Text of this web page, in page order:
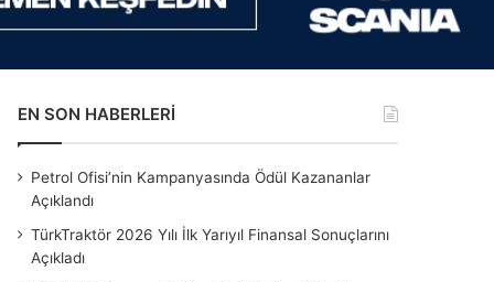
EN SON HABERLERİ
Petrol Ofisi’nin Kampanyasında Ödül Kazananlar
Açıklandı
TürkTraktör 2026 Yılı İlk Yarıyıl Finansal Sonuçlarını
Açıkladı